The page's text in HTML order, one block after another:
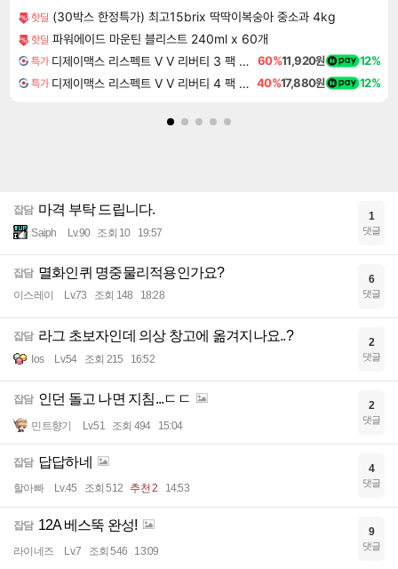
핫딜 (30박스 한정특가) 최고15brix 딱딱이복숭아 중소과 4kg
핫딜 파워에이드 마운틴 블리스트 240ml x 60개
특가 디제이맥스 리스펙트 V V 리버티 3 팩 DJMAX RESPECT V V Liberty 3 Pack DLC 60%11,920원 12%
특가 디제이맥스 리스펙트 V V 리버티 4 팩 DJMAX RESPECT V V Liberty 4 Pack DLC 40%17,880원 12%
잡담 마격 부탁 드립니다.
Saiph Lv.90 조회 10 19:57
1
댓글
잡담 멸화인퀴 명중물리적용인가요?
이스레이 Lv.73 조회 148 18:28
6
댓글
잡담 라그 초보자인데 의상 창고에 옮겨지나요..?
Ios Lv.54 조회 215 16:52
2
댓글
잡담 인던 돌고 나면 지침...ㄷㄷ
민트향기 Lv.51 조회 494 15:04
2
댓글
잡담 답답하네
할아빠 Lv.45 조회 512 추천 2 14:53
4
댓글
잡담 12A 베스뚝 완성!
라이네즈 Lv.7 조회 546 13:09
9
댓글